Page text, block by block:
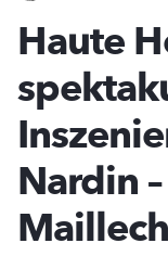
Haute
Nardin